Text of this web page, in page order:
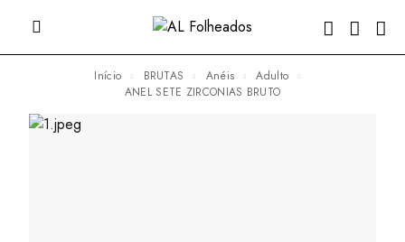
Início BRUTAS Anéis
Adulto
ANEL SETE ZIRCONIAS BRUTO